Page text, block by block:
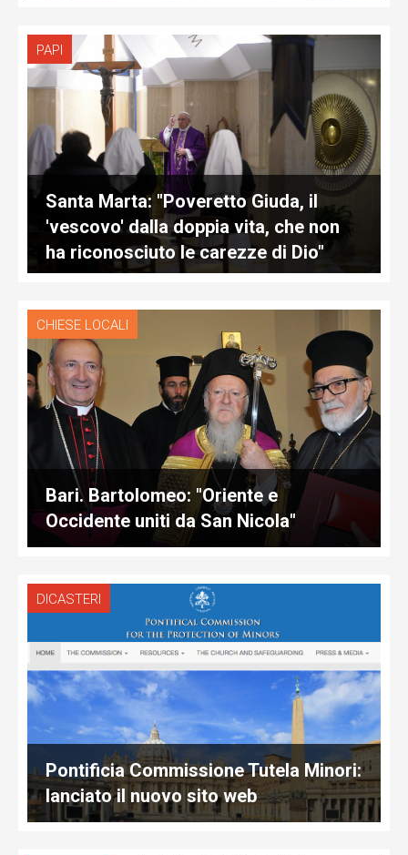
PAPI
Santa Marta: "Poveretto Giuda, il
'vescovo' dalla doppia vita, che non
ha riconosciuto le carezze di Dio"
CHIESE LOCALI
Bari. Bartolomeo: "Oriente e
Occidente uniti da San Nicola"
DICASTERI
Pontificia Commissione Tutela Minori:
lanciato il nuovo sito web